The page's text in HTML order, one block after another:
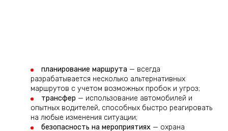
планирование маршрута — всегда
разрабатывается несколько альтернативных
маршрутов с учетом возможных пробок и угроз;
трансфер — использование автомобилей и
опытных водителей, способных быстро реагировать
на любые изменения ситуации;
безопасность на мероприятиях — охрана